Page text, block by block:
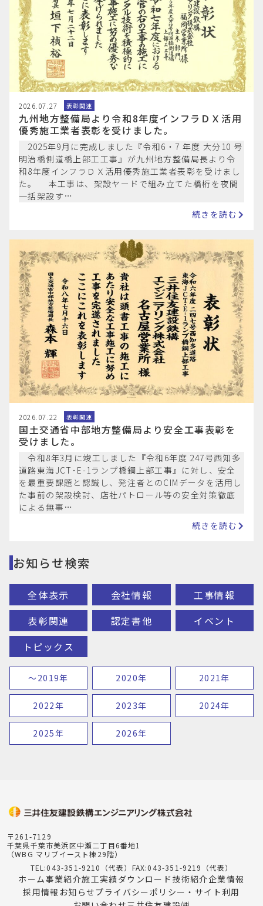
2026.07.27 表彰関連
九州地方整備局より令和8年度インフラＤＸ活用
優秀施工業者表彰を受けました。
2025年9月に完成しました『令和6・7 年度 大分10 号
明治橋側道橋上部工工事』が九州地方整備局長より令
和8年度インフラＤＸ活用優秀施工業者表彰を受けまし
た。 本工事は、架設ヤードで組み立てた橋桁を夜間
一括架設す…
続きを読む
2026.07.22 表彰関連
国土交通省中部地方整備局より安全工事表彰を
受けました。
令和8年3月に竣工しました『令和6年度 247号西知多
道路東海JCT･E-1ランプ橋鋼上部工事』に対し、安全
を最重要課題と認識し、発注者とのCIMデータを活用し
た事前の架設検討、店社パトロール等の安全対策徹底
による無事…
続きを読む
お知らせ検索
全体表示 会社情報
工事情報
表彰関連
認定書他
イベント
トピックス
〜2019年 2020年 2021年
2022年 2023年 2024年
2025年 2026年
〒261-7129
千葉県千葉市美浜区中瀬二丁目6番地1
（WBG マリブイースト棟29階）
TEL:043-351-9210（代表） FAX:043-351-9219（代表）
ホーム事業紹介施工実績ダウンロード 技術紹介企業情報
採用情報 お知らせプライバシーポリシー・サイト利用